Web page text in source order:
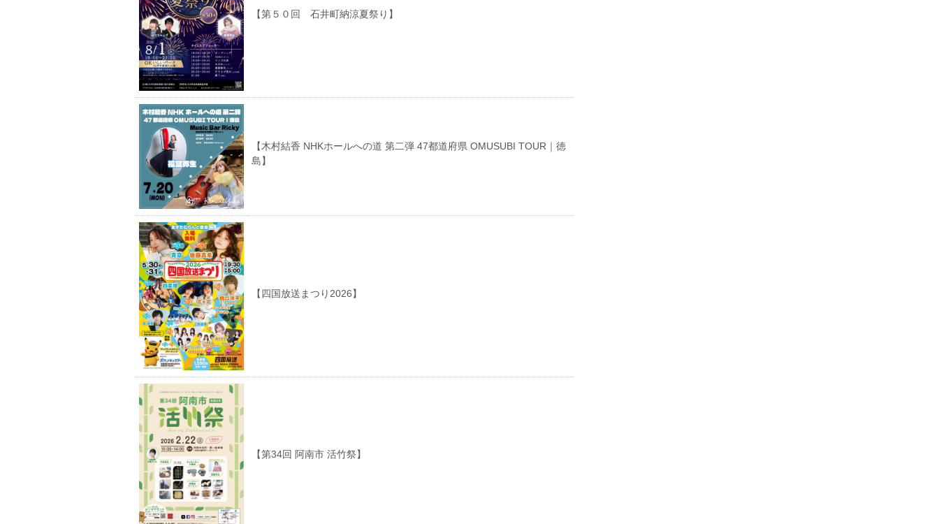
【第５０回 石井町納涼夏祭り】
【木村結香 NHKホールへの道 第二弾 47都道府県 OMUSUBI TOUR｜徳
島】
【四国放送まつり2026】
【第34回 阿南市 活竹祭】